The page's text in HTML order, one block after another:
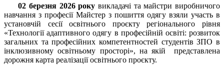
02 березня 2026року викладачі та майстри виробничого
навчання з професії Майстер з пошиття одягу взяли участь в
установчій сесії освітнього проєкту регіонального рівня
«Технології адаптивного одягу в професійній освіті: розвиток
загальних та професійних компетентностей студентів ЗПО в
інклюзивному освітньому просторі», на якій представлена
дорожня карта реалізації освітнього проєкту.